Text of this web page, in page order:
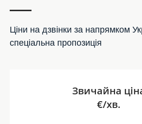
Ціни на дзвінки за напрямком
спеціальна пропозиція
Звичайна
€/хв.